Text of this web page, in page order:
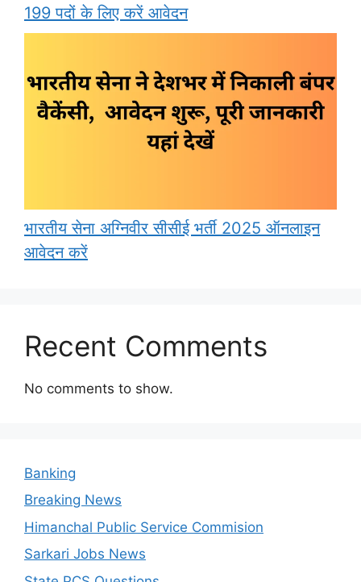
199 पदों के लिए करें आवेदन
भारतीय सेना अग्निवीर सीसीई भर्ती 2025 ऑनलाइन
आवेदन करें
Recent Comments
No comments to show.
Banking
Breaking News
Himanchal Public Service Commision
Sarkari Jobs News